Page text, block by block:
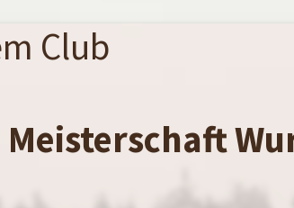
Club
Meisterschaft